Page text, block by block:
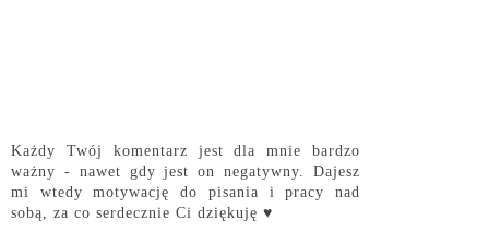
Każdy Twój komentarz jest dla mnie bardzo
ważny - nawet gdy jest on negatywny. Dajesz
mi wtedy motywację do pisania i pracy nad
sobą, za co serdecznie Ci dziękuję ♥